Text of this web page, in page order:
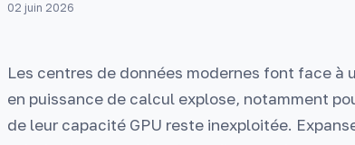
02 juin 2026
Les centres de données modernes font face à
en puissance de calcul explose, notamment
de leur capacité GPU reste inexploitée.